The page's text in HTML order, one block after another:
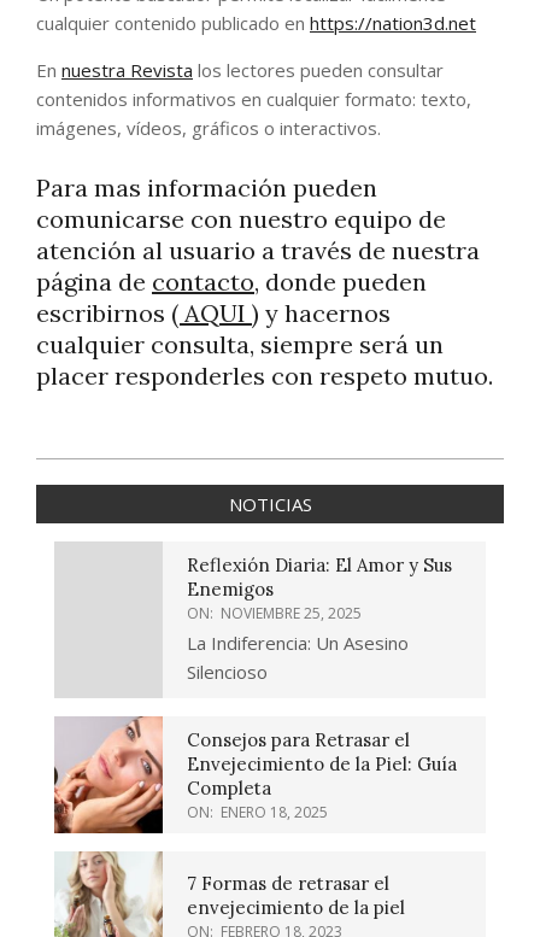
cualquier contenido publicado en https://nation3d.net
En nuestra Revista los lectores pueden consultar
contenidos informativos en cualquier formato: texto,
imágenes, vídeos, gráficos o interactivos.
Para mas información pueden
comunicarse con nuestro equipo de
atención al usuario a través de nuestra
página de contacto, donde pueden
escribirnos ( AQUI ) y hacernos
cualquier consulta, siempre será un
placer responderles con respeto mutuo.
17
NOTICIAS
Reflexión Diaria: El Amor y Sus
Enemigos
ON: NOVIEMBRE 25, 2025
La Indiferencia: Un Asesino
Silencioso
Consejos para Retrasar el
Envejecimiento de la Piel: Guía
Completa
ON: ENERO 18, 2025
7 Formas de retrasar el
envejecimiento de la piel
ON: FEBRERO 18, 2023